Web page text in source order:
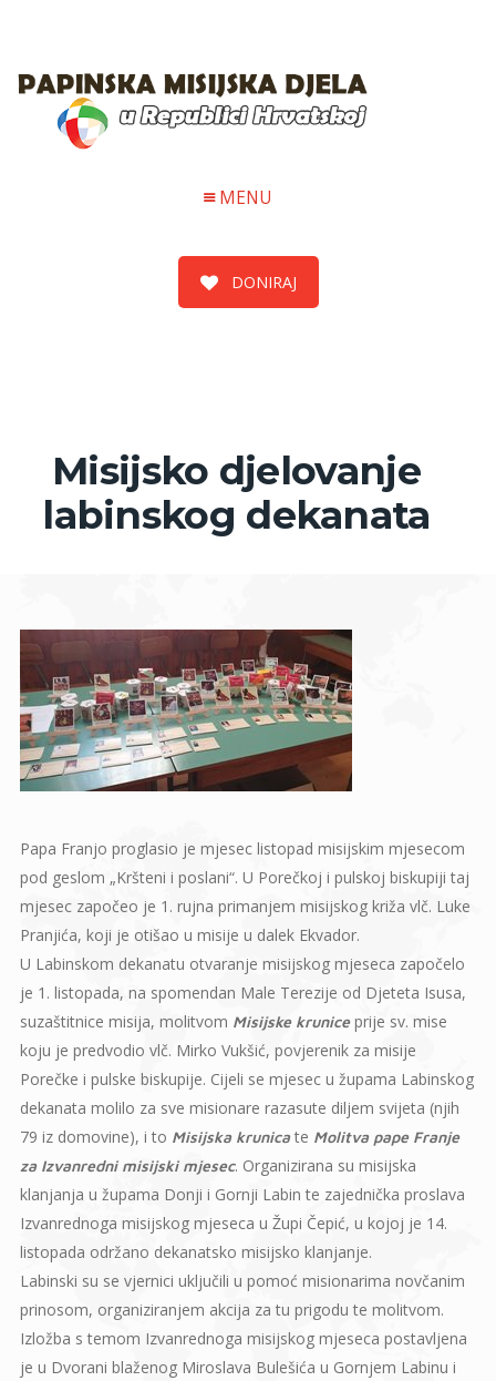
MENU
DONIRAJ
Misijsko djelovanje
labinskog dekanata
Papa Franjo proglasio je mjesec listopad misijskim mjesecom
pod geslom „Kršteni i poslani“. U Porečkoj i pulskoj biskupiji taj
mjesec započeo je 1. rujna primanjem misijskog križa vlč. Luke
Pranjića, koji je otišao u misije u dalek Ekvador.
U Labinskom dekanatu otvaranje misijskog mjeseca započelo
je 1. listopada, na spomendan Male Terezije od Djeteta Isusa,
suzaštitnice misija, molitvom Misijske kruniceprije sv. mise
koju je predvodio vlč. Mirko Vukšić, povjerenik za misije
Porečke i pulske biskupije. Cijeli se mjesec u župama Labinskog
dekanata molilo za sve misionare razasute diljem svijeta (njih
79 iz domovine), i to Misijska krunicate Molitva pape Franje
za Izvanredni misijski mjesec. Organizirana su misijska
klanjanja u župama Donji i Gornji Labin te zajednička proslava
Izvanrednoga misijskog mjeseca u Župi Čepić, u kojoj je 14.
listopada održano dekanatsko misijsko klanjanje.
Labinski su se vjernici uključili u pomoć misionarima novčanim
prinosom, organiziranjem akcija za tu prigodu te molitvom.
Izložba s temom Izvanrednoga misijskog mjeseca postavljena
je u Dvorani blaženog Miroslava Bulešića u Gornjem Labinu i